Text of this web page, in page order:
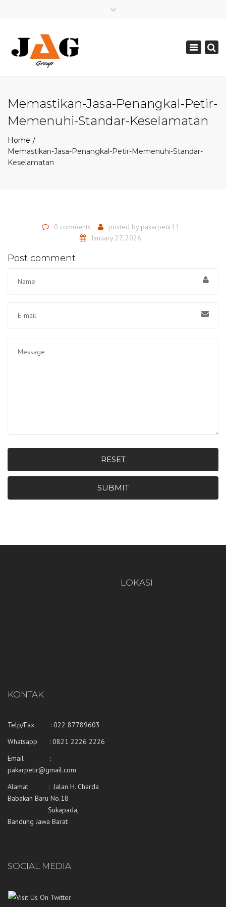
Toggle
Memastikan-Jasa-Penangkal-Petir-
Memenuhi-Standar-Keselamatan
Home
Memastikan-Jasa-Penangkal-Petir-Memenuhi-Standar-
Keselamatan
0 comments posted by pakarpetir11
January 27, 2026
Post comment
RESET
SUBMIT
LOKASI
KONTAK
Telp/Fax : 022 87789603
Whatsapp : 0821 2226 2226
Email :
pakarpetir@gmail.com
Alamat : Jalan H. Charda
Babakan Baru No.18
Sukapada,
Bandung Jawa Barat
SOCIAL MEDIA